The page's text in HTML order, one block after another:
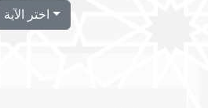
اختر الآية